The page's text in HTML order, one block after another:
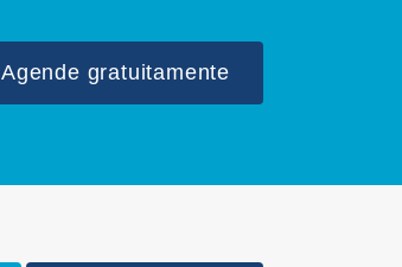
Agende gratuitamente